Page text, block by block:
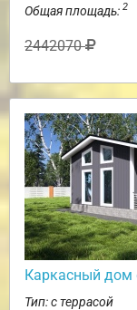
Общая площадь: 2
2442070
Каркасный дом
Тип: с террасой